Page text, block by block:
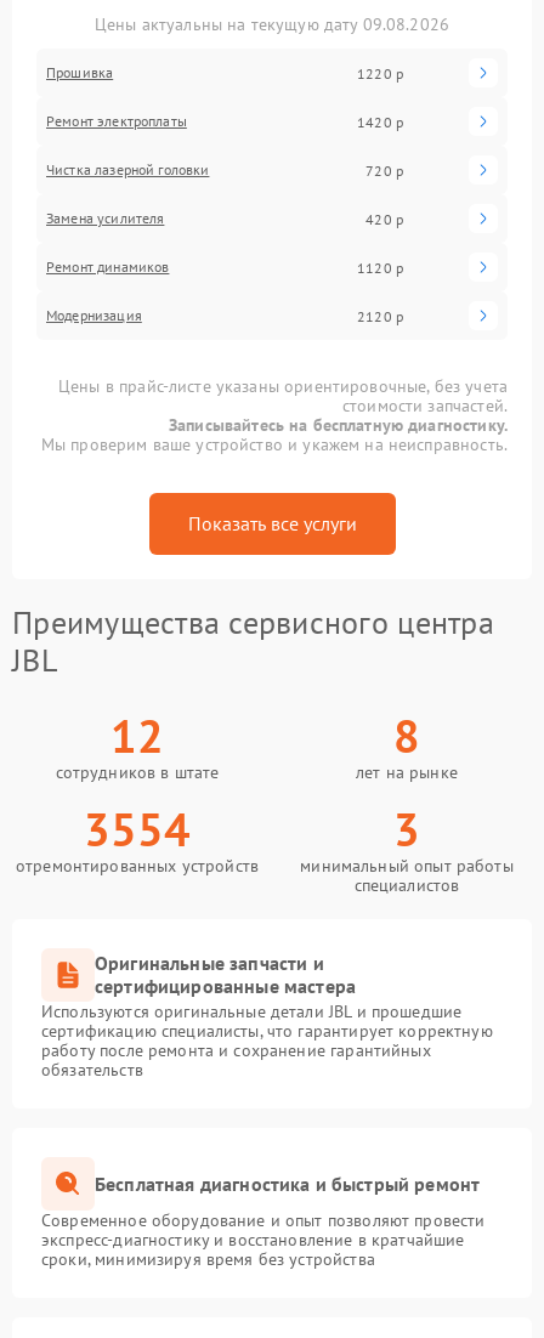
Цены актуальны на текущую дату 09.08.2026
Прошивка 1220 р
Ремонт электроплаты 1420 р
Чистка лазерной головки 720 р
Замена усилителя 420 р
Ремонт динамиков 1120 р
Модернизация 2120 р
Цены в прайс-листе указаны ориентировочные, без учета
стоимости запчастей.
Записывайтесь на бесплатную диагностику.
Мы проверим ваше устройство и укажем на неисправность.
Показать все услуги
Преимущества сервисного центра
JBL
12
сотрудников в штате
8
лет на рынке
3554
отремонтированных устройств
3
минимальный опыт работы
специалистов
Оригинальные запчасти и
сертифицированные мастера
Используются оригинальные детали JBL и прошедшие
сертификацию специалисты, что гарантирует корректную
работу после ремонта и сохранение гарантийных
обязательств
Бесплатная диагностика и быстрый ремонт
Современное оборудование и опыт позволяют провести
экспресс-диагностику и восстановление в кратчайшие
сроки, минимизируя время без устройства